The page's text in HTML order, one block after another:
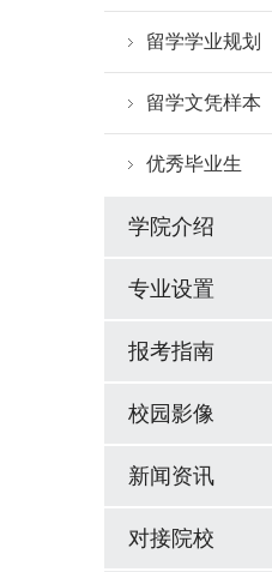
留学学业规划
留学文凭样本
优秀毕业生
学院介绍
专业设置
报考指南
校园影像
新闻资讯
对接院校